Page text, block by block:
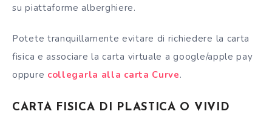
su piattaforme alberghiere.
Potete tranquillamente evitare di richiedere la carta
fisica e associare la carta virtuale a google/apple pay
oppure collegarla alla carta Curve.
CARTA FISICA DI PLASTICA O VIVID